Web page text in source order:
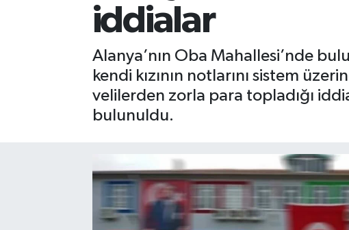
iddialar
Alanya’nın Oba Mahallesi’nde
kendi kızının notlarını sistem
velilerden zorla para topladığı
bulunuldu.
Gizlilik İlkeleri - Privacy Policy